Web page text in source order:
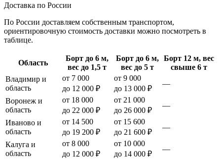
Доставка по России
По России доставляем собственным транспортом,
ориентировочную стоимость доставки можно посмотреть в
таблице.
Область
Борт до 6 м,
вес до 1,5 т
Борт до 6 м,
вес до 5 т
Борт 12 м, вес
свыше 6 т
Владимир и
область
от 7 000
до 12 000 ₽
от 9 000
до 13 000 ₽
—
Воронеж и
область
от 18 000
до 22 000 ₽
от 21 000
до 26 000 ₽
—
Иваново и
область
от 14 500
до 19 200 ₽
от 15 600
до 21 600 ₽
—
Калуга и
область
от 8 000
до 12 000 ₽
от 10 000
до 14 000 ₽
—